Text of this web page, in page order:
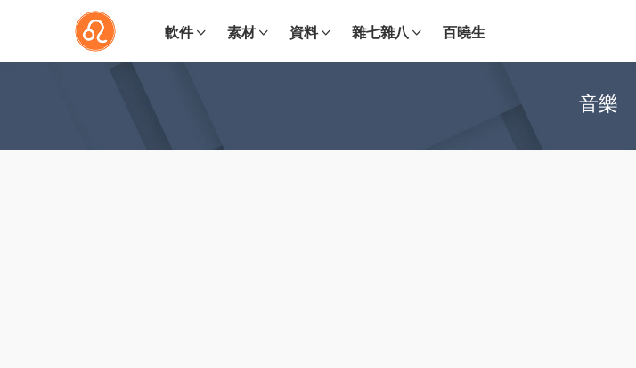
軟件 素材 資料 雜七雜八 百曉生
音樂